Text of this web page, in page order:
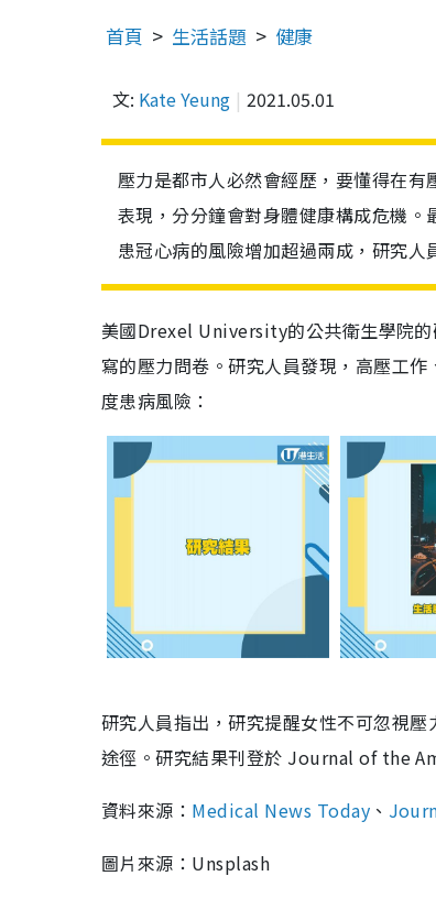
首頁 生活話題 健康
文: Kate Yeung 2021.05.01
壓力是都市人必然會經歷，要懂得在
表現，分分鐘會對身體健康構成危機
患冠心病的風險增加超過兩成，研究
美國Drexel University的公共衛生學院
寫的壓力問卷。研究人員發現，高壓工
度患病風險：
研究人員指出，研究提醒女性不可忽視
途徑。研究結果刊登於 Journal of the
資料來源： Medical News Today 、
圖片來源：Unsplash